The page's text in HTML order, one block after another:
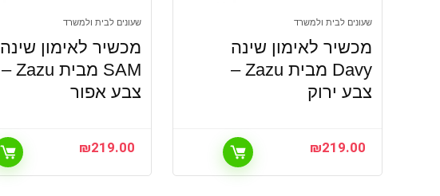
שעונים לבית ולמשרד
מכשיר לאימון שינה
Davy מבית Zazu –
צבע ירוק
₪219.00
שעונים לבית ולמשרד
מכשיר לאימון שינה
SAM מבית Zazu –
צבע אפור
₪219.00